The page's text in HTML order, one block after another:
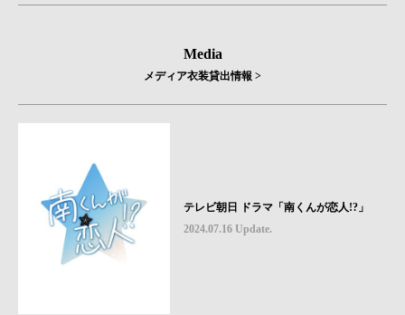
Media
メディア衣装貸出情報 >
テレビ朝日 ドラマ「南くんが恋人!?」
2024.07.16 Update.